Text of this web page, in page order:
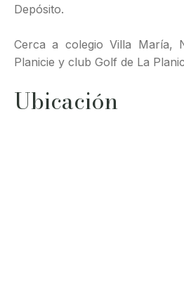
Depósito.
Cerca a colegio Villa María,
Planicie y club Golf de La
Ubicación